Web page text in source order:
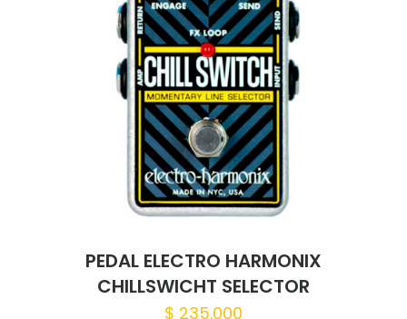
PEDAL ELECTRO HARMONIX
CHILLSWICHT SELECTOR
$ 235.000